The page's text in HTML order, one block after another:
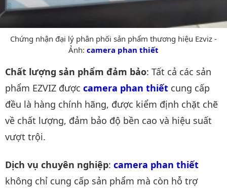
Chứng nhận đại lý phân phối sản phẩm thương hiệu Ezviz -
Ảnh: camera phan thiết
Chất lượng sản phẩm đảm bảo: Tất cả các sản
phẩm EZVIZ được camera phan thiết cung cấp
đều là hàng chính hãng, được kiểm định chặt chẽ
về chất lượng, đảm bảo độ bền cao và hiệu suất
vượt trội.
Dịch vụ chuyên nghiệp: camera phan thiết
không chỉ cung cấp sản phẩm mà còn hỗ trợ